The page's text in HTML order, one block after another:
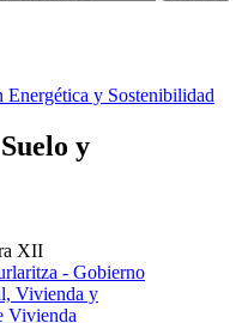
Energética y Sostenibilidad
y
XII
- Gobierno
Vivienda y
Vivienda